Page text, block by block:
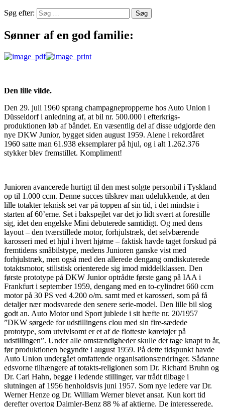
Søg efter:
Sønner af en god familie:
Den lille vilde.
Den 29. juli 1960 sprang champagnepropperne hos Auto Union i
Düsseldorf i anledning af, at bil nr. 500.000 i efterkrigs-
produktionen løb af båndet. En væsentlig del af disse udgjorde den
nye DKW Junior, bygget siden august 1959. Alene i rekordåret
1960 satte man 61.938 eksemplarer på hjul, og i alt 1.262.376
stykker blev fremstillet. Kompliment!
Junioren avancerede hurtigt til den mest solgte personbil i Tyskland
op til 1.000 ccm. Denne succes tilskrev man udelukkende, at den
lille totakter teknisk set var på toppen af sin tid, i det mindste i
starten af 60’erne. Set i bakspejlet var det jo lidt svært at forestille
sig, idet den engelske Mini debuterede samtidigt. Og med dens
layout – den tværstillede motor, forhjulstræk, det selvbærende
karosseri med et hjul i hvert hjørne – faktisk havde taget forskud på
fremtidens småbilstype, medens Junioren ganske vist med
forhjulstræk, men også med den allerede dengang omdiskuterede
totaktsmotor, stilistisk orienterede sig imod middelklassen. Den
første prototype på DKW Junior optrådte første gang på IAA i
Frankfurt i september 1959, dengang med en to-cylindret 660 ccm
motor på 30 PS ved 4.200 o/m. samt med et karosseri, som på få
detaljer nær modsvarede den senere serie-model. Den lille bil slog
godt an. Auto Motor und Sport jublede i sit hæfte nr. 20/1957
”DKW sørgede for udstillingens clou med sin fire-sædede
prototype, som utvivlsomt er et af de flotteste køretøjer på
udstillingen”. Under alle omstændigheder skulle det tage knapt to år,
før produktionen begyndte i august 1959. På dette tidspunkt havde
Auto Union undergået omfattende organisationsændringer. Sådanne
edsvorne tilhængere af totakts-religionen som Dr. Richard Bruhn og
Dr. Carl Hahn, begge i ledende stillinger, var trådt tilbage i
slutningen af 1956 henholdsvis juni 1957. Som nye ledere var Dr.
Werner Henze og Dr. William Werner blevet ansat. Kun kort tid
derefter overtog Daimler-Benz 88 % af aktierne. De interesserede,